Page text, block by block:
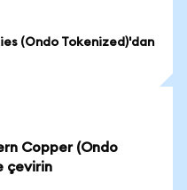
(Ondo Tokenized)'dan
Copper (Ondo
çevirin